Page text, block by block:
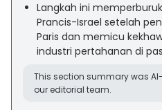
Langkah ini
Prancis-Israel setelah
Paris dan memicu
industri pertahanan di
This section summary was
our editorial team.